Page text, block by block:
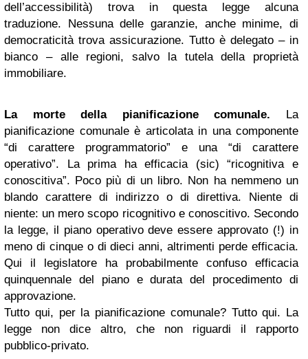
dell’accessibilità) trova in questa legge alcuna
traduzione. Nessuna delle garanzie, anche minime, di
democraticità trova assicurazione. Tutto è delegato – in
bianco – alle regioni, salvo la tutela della proprietà
immobiliare.
La morte della pianificazione comunale.
La
pianificazione comunale è articolata in una componente
“di carattere programmatorio” e una “di carattere
operativo”. La prima ha efficacia (sic) “ricognitiva e
conoscitiva”. Poco più di un libro. Non ha nemmeno un
blando carattere di indirizzo o di direttiva. Niente di
niente: un mero scopo ricognitivo e conoscitivo. Secondo
la legge, il piano operativo deve essere approvato (!) in
meno di cinque o di dieci anni, altrimenti perde efficacia.
Qui il legislatore ha probabilmente confuso efficacia
quinquennale del piano e durata del procedimento di
approvazione.
Tutto qui, per la pianificazione comunale? Tutto qui. La
legge non dice altro, che non riguardi il rapporto
pubblico-privato.